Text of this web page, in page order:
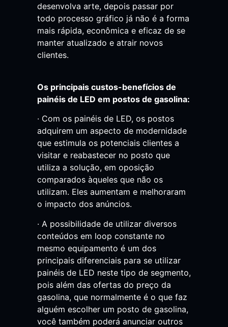
desenvolva arte, depois passar por
todo processo gráfico já não é a forma
mais rápida, econômica e eficaz de se
manter atualizado e atrair novos
clientes.
Os principais custos-benefícios de
painéis de LED em postos de gasolina:
· Com os painéis de LED, os postos
adquirem um aspecto de modernidade
que estimula os potenciais clientes a
visitar e reabastecer no posto que
utiliza a solução, em oposição
comparados àqueles que não os
utilizam. Eles aumentam e melhoraram
o impacto dos anúncios.
· A possibilidade de utilizar diversos
conteúdos em loop constante no
mesmo equipamento é um dos
principais diferenciais para se utilizar
painéis de LED neste tipo de segmento,
pois além das ofertas do preço da
gasolina, que normalmente é o que faz
alguém escolher um posto de gasolina,
você também poderá anunciar outros